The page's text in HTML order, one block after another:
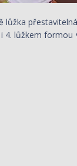
lůžka
lůžkem formou